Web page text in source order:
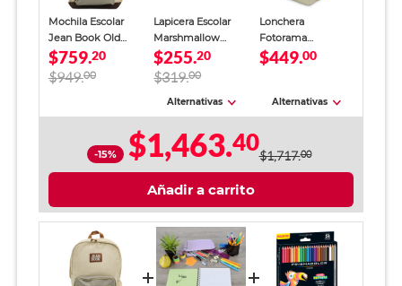
Mochila Escolar
Jean Book Old
Money Beige
Unisex
$759.20
$949.00
Lapicera Escolar
Marshmallow
Haven Rosa Niña
$255.20
$319.00
Alternativas
Lonchera
Fotorama
Sakamoto Days
$449.00
Alternativas
-15% $1,463.40$1,717.00
Añadir a carrito